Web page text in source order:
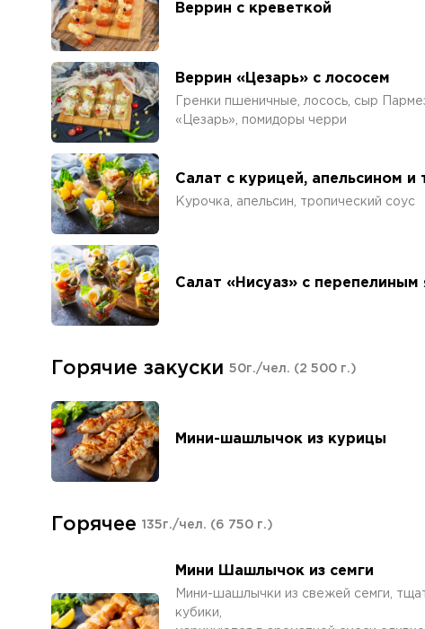
Веррин с креветкой
Веррин «Цезарь» с лососем
Гренки пшеничные, лосось, сыр
«Цезарь», помидоры черри
Салат с курицей, апельсином и
Курочка, апельсин, тропический соус
Салат «Нисуаз» с
Горячие закуски 50г./чел. (2 500 г.)
Мини-шашлычок из курицы
Горячее 135г./чел. (6 750 г.)
Мини Шашлычок из семги
Мини-шашлычки из свежей семги,
кубики,